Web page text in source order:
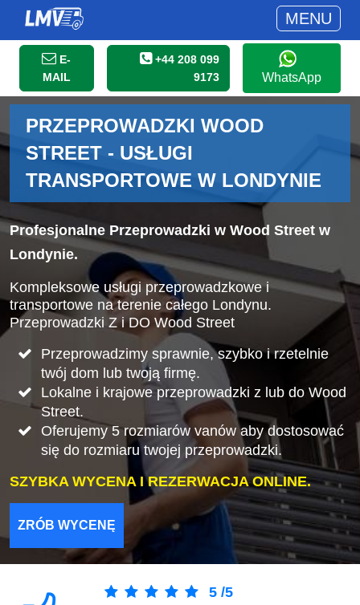
MENU
E-
MAIL
+44 208 099
9173
WhatsApp
PRZEPROWADZKI WOOD
STREET - USŁUGI
TRANSPORTOWE W LONDYNIE
Profesjonalne Przeprowadzki w Wood Street w
Londynie.
Kompleksowe usługi przeprowadzkowe i
transportowe na terenie całego Londynu.
Przeprowadzki Z i DO Wood Street
Przeprowadzimy sprawnie, szybko i rzetelnie
twój dom lub twoją firmę.
Lokalne i krajowe przeprowadzki z lub do Wood
Street.
Oferujemy 5 rozmiarów vanów aby dostosować
się do rozmiaru twojej przeprowadzki.
SZYBKA WYCENA I REZERWACJA ONLINE.
ZRÓB WYCENĘ
5 /5